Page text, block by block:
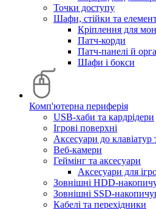
Точки доступу
Шафи, стійки та
Кріплення для
Патч-корди
Патч-панелі й
Шафи і бокси
Комп'ютерна периферія
USB-хаби та кардрідери
Ігрові поверхні
Аксесуари до
Веб-камери
Геймінг та аксесуари
Аксесуари для
Зовнішні HDD-
Зовнішні SSD-
Кабелі та перехідники